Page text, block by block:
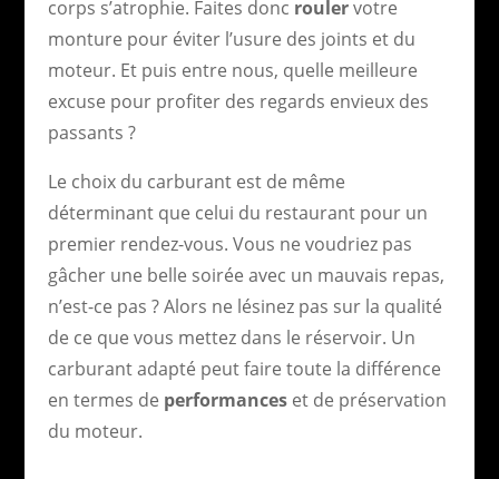
corps s’atrophie. Faites donc roulervotre
monture pour éviter l’usure des joints et du
moteur. Et puis entre nous, quelle meilleure
excuse pour profiter des regards envieux des
passants ?
Le choix du carburant est de même
déterminant que celui du restaurant pour un
premier rendez-vous. Vous ne voudriez pas
gâcher une belle soirée avec un mauvais repas,
n’est-ce pas ? Alors ne lésinez pas sur la qualité
de ce que vous mettez dans le réservoir. Un
carburant adapté peut faire toute la différence
en termes de performanceset de préservation
du moteur.